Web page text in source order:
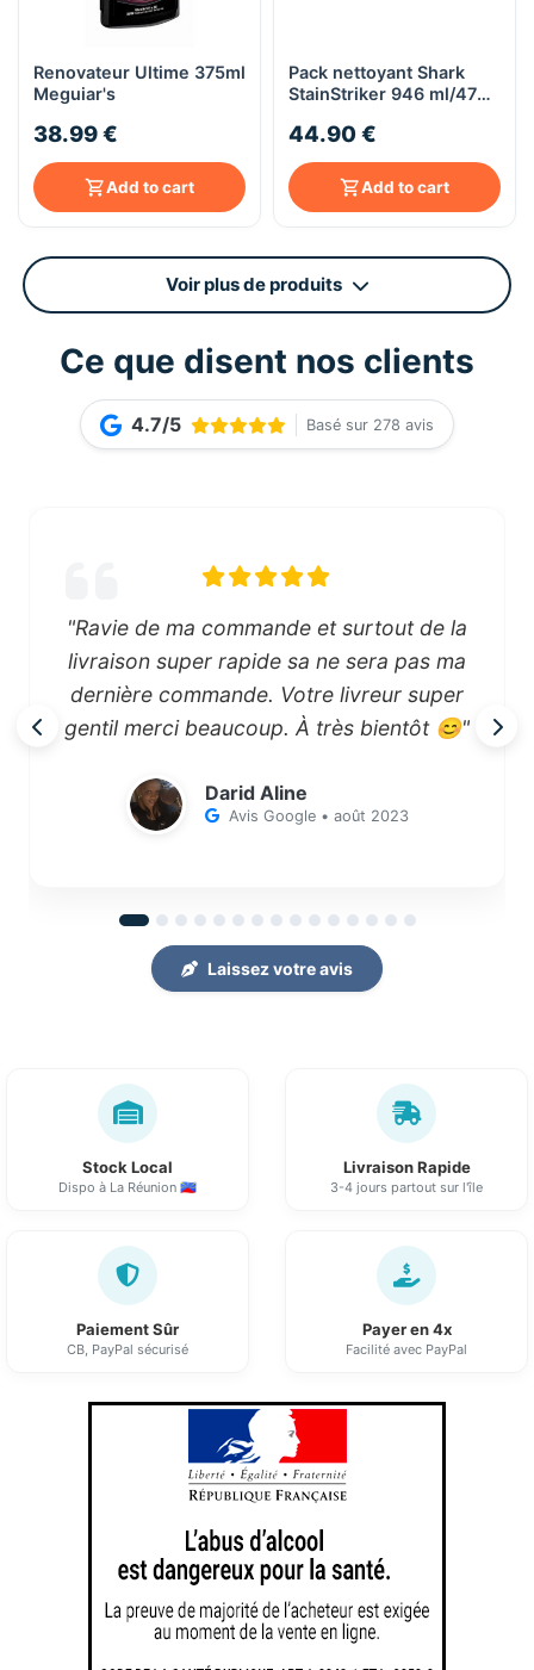
Renovateur Ultime 375ml
Meguiar's
38.99 €
Add to cart
Pack nettoyant Shark
StainStriker 946 ml/473
44.90 €
Add to cart
Voir plus de produits
Ce que disent nos clients
4.7/5 Basé sur 278 avis
"Ravie de ma commande et surtout de la
livraison super rapide sa ne sera pas ma
dernière commande. Votre livreur super
gentil merci beaucoup. À très bientôt 😊"
Darid Aline
Avis Google • août 2023
Laissez votre avis
Stock Local
Dispo à La Réunion 🇷🇪
Livraison Rapide
3-4 jours partout sur l'île
Paiement Sûr
CB, PayPal sécurisé
Payer en 4x
Facilité avec PayPal